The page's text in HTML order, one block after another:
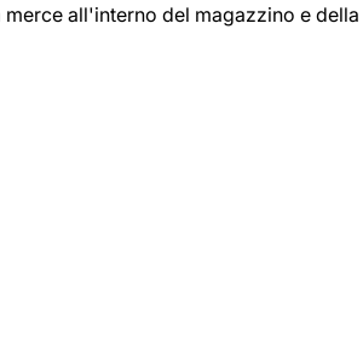
all'interno del magazzino e della